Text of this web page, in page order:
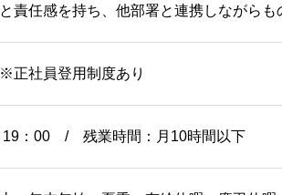
責任感を持ち、他部署と連携しながら
※正社員登用制度あり
19：00 / 残業時間：月10時間以下